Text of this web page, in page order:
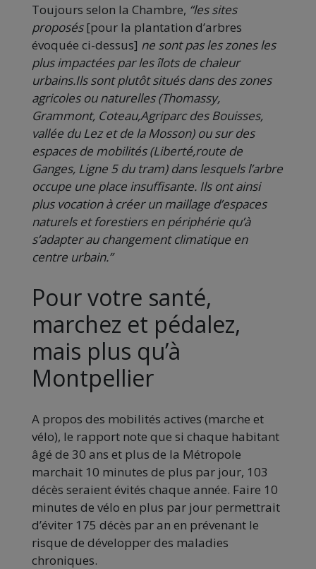
Toujours selon la Chambre, “les sites
proposés[pour la plantation d’arbres
évoquée ci-dessus] ne sont pas les zones les
plus impactées par les îlots de chaleur
urbains.Ils sont plutôt situés dans des zones
agricoles ou naturelles (Thomassy,
Grammont, Coteau,Agriparc des Bouisses,
vallée du Lez et de la Mosson) ou sur des
espaces de mobilités (Liberté,route de
Ganges, Ligne 5 du tram) dans lesquels l’arbre
occupe une place insuffisante. Ils ont ainsi
plus vocation à créer un maillage d’espaces
naturels et forestiers en périphérie qu’à
s’adapter au changement climatique en
centre urbain.”
Pour votre santé,
marchez et pédalez,
mais plus qu’à
Montpellier
A propos des mobilités actives (marche et
vélo), le rapport note que si chaque habitant
âgé de 30 ans et plus de la Métropole
marchait 10 minutes de plus par jour, 103
décès seraient évités chaque année. Faire 10
minutes de vélo en plus par jour permettrait
d’éviter 175 décès par an en prévenant le
risque de développer des maladies
chroniques.